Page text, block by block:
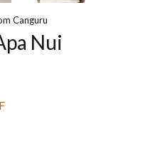
Canguru
Nui